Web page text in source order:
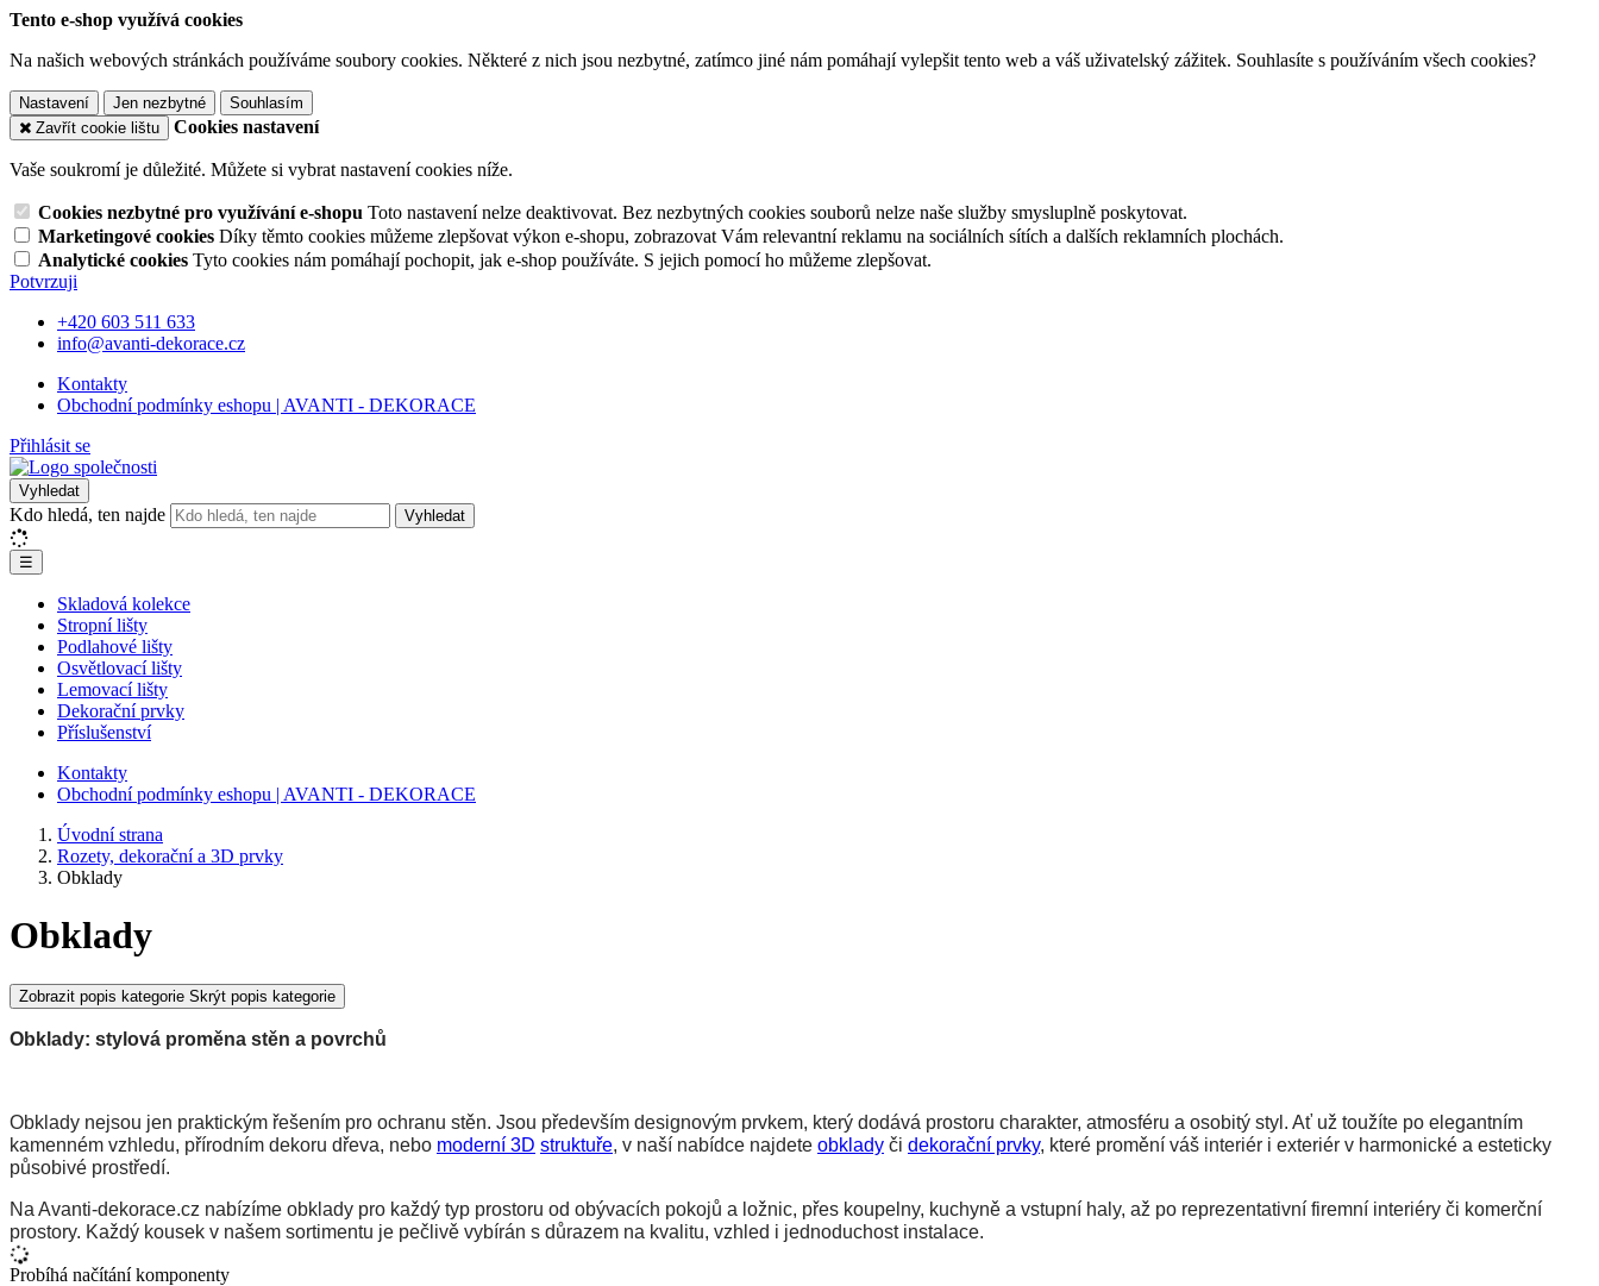
Tento e-shop využívá cookies
Na našich webových stránkách používáme soubory cookies. Některé z nich jsou nezbytné, zatímco jiné nám pomáhají vylepšit tento web a váš uživatelský zážitek. Souhlasíte s používáním všech cookies?
Nastavení Jen nezbytné
Souhlasím
Zavřít cookie lištu
Cookies nastavení
Vaše soukromí je důležité. Můžete si vybrat nastavení cookies níže.
Cookies nezbytné pro využívání e-shopu Toto nastavení nelze deaktivovat. Bez nezbytných cookies souborů nelze naše služby smysluplně poskytovat.
Marketingové cookies Díky těmto cookies můžeme zlepšovat výkon e-shopu, zobrazovat Vám relevantní reklamu na sociálních sítích a dalších reklamních plochách.
Analytické cookies Tyto cookies nám pomáhají pochopit, jak e-shop používáte. S jejich pomocí ho můžeme zlepšovat.
Potvrzuji
+420 603 511 633
info@avanti-dekorace.cz
Kontakty
Obchodní podmínky eshopu | AVANTI - DEKORACE
Přihlásit se
Vyhledat
Kdo hledá, ten najde Vyhledat
☰
Skladová kolekce
Stropní lišty
Podlahové lišty
Osvětlovací lišty
Lemovací lišty
Dekorační prvky
Příslušenství
Kontakty
Obchodní podmínky eshopu | AVANTI - DEKORACE
Úvodní strana
Rozety, dekorační a 3D prvky
Obklady
Obklady
Zobrazit popis kategorie Skrýt popis kategorie
Obklady: stylová proměna stěn a povrchů
Obklady nejsou jen praktickým řešením pro ochranu stěn. Jsou především designovým prvkem, který dodává prostoru charakter, atmosféru a osobitý styl. Ať už toužíte po elegantním
kamenném vzhledu, přírodním dekoru dřeva, nebo moderní 3D struktuře, v naší nabídce najdete obklady či dekorační prvky, které promění váš interiér i exteriér v harmonické a esteticky
působivé prostředí.
Na Avanti-dekorace.cz nabízíme obklady pro každý typ prostoru od obývacích pokojů a ložnic, přes koupelny, kuchyně a vstupní haly, až po reprezentativní firemní interiéry či komerční
prostory. Každý kousek v našem sortimentu je pečlivě vybírán s důrazem na kvalitu, vzhled i jednoduchost instalace.
Probíhá načítání komponenty